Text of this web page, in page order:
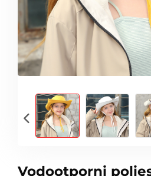
Vodootporni